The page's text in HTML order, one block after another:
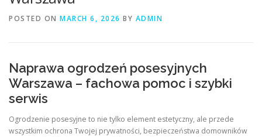
POSTED ON MARCH 6, 2026 BY ADMIN
Naprawa ogrodzeń posesyjnych
Warszawa – fachowa pomoc i szybki
serwis
Ogrodzenie posesyjne to nie tylko element estetyczny, ale przede
wszystkim ochrona Twojej prywatności, bezpieczeństwa domowników